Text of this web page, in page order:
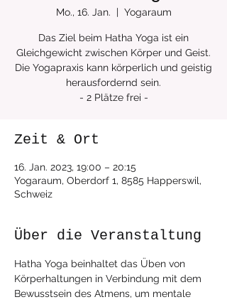
Mo., 16. Jan.
  |
Yogaraum
Das Ziel beim Hatha Yoga ist ein
Gleichgewicht zwischen Körper und Geist.
Die Yogapraxis kann körperlich und geistig
herausfordernd sein.
Zeit & Ort
16. Jan. 2023, 19:00 – 20:15
Yogaraum, Oberdorf 1, 8585 Happerswil,
Schweiz
Über die Veranstaltung
Hatha Yoga beinhaltet das Üben von
Körperhaltungen in Verbindung mit dem
Bewusstsein des Atmens, um mentale